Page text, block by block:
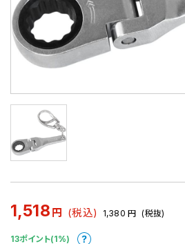
1,518 円 (税込) 1,380 円 (税抜)
13ポイント(1%)